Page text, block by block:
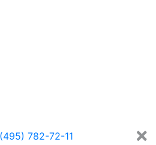
782-72-11